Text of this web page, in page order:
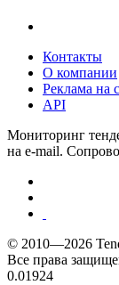
Контакты
О компании
Реклама на
API
Мониторинг
на e-mail.
© 2010—2026
Все права
0.01924